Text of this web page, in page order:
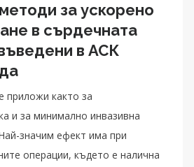
за ускорено
в сърдечната
в АСК
както за
и за минимално инвазивна
значим ефект има при
операции, където е налична